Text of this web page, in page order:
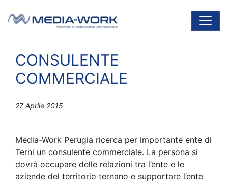
Navigazione principale
CONSULENTE
COMMERCIALE
27 Aprile 2015
Media-Work Perugia ricerca per importante ente di
Terni un consulente commerciale. La persona si
dovrà occupare delle relazioni tra l’ente e le
aziende del territorio ternano e supportare l’ente